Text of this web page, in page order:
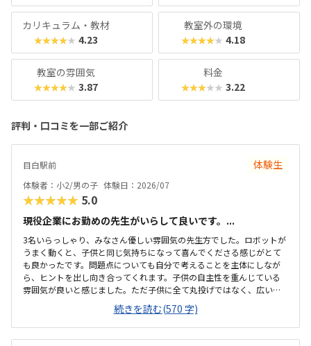
カリキュラム・教材
★★★★★ 4.23
教室外の環境
★★★★★ 4.18
教室の雰囲気
★★★★★ 3.87
料金
★★★★★ 3.22
評判・口コミを一部ご紹介
目白駅前 体験生
体験者：小2/男の子 体験日：2026/07
★★★★★ 5.0
現役企業にお勤めの先生がいらして良いです。...
3名いらっしゃり、みなさん優しい雰囲気の先生方でした。ロボットが
うまく動くと、子供と同じ気持ちになって喜んでくださる感じがとて
も良かったです。問題点についても自分で考えることを主体にしなが
ら、ヒントを出し向き合ってくれます。子供の自主性を重んじている
雰囲気が良いと感じました。ただ子供に全て丸投げではなく、広い机
の上に「教科書とキットをどこに置いたらやりやすいかな？」と声を
かけてくださり、そこから自分で考えていました。ロボット作りもヒ
ントをいただきながら、自分で教科書を読んで作り上げていました。
駅近くですが、静かな環境です。急な坂道があるので、暑い夏など、重
続きを読む(570 字)